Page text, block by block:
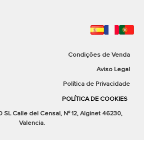
Condições de Venda
Aviso Legal
Política de Privacidade
POLÍTICA DE COOKIES
SL Calle del Censal, Nº 12, Alginet 46230,
Valencia.